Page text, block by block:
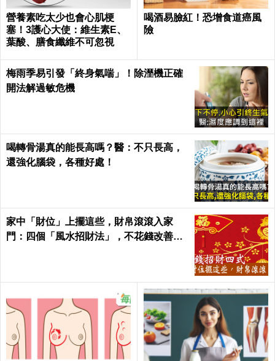
營養素吃太少也會心肌梗
塞！3護心大使：維生素E、
葉酸、膳食纖維不可忽視
喝酒易臉紅！恐增食道癌風
險
梅雨季易引發「終身氣喘」！除溼機正確
開法解過敏危機
喝轉骨湯真的能長高嗎？醫：不只長高，
還強化腦袋，各種好處！
家中「財位」上擺這些，財帛滾滾入家
門：四個「風水招財法」，不花錢改善全